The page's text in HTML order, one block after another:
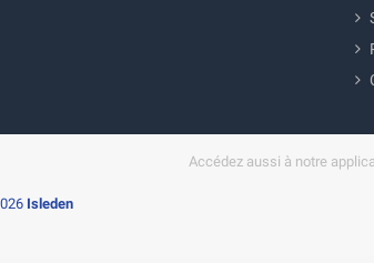
Accédez aussi à notre
Isleden